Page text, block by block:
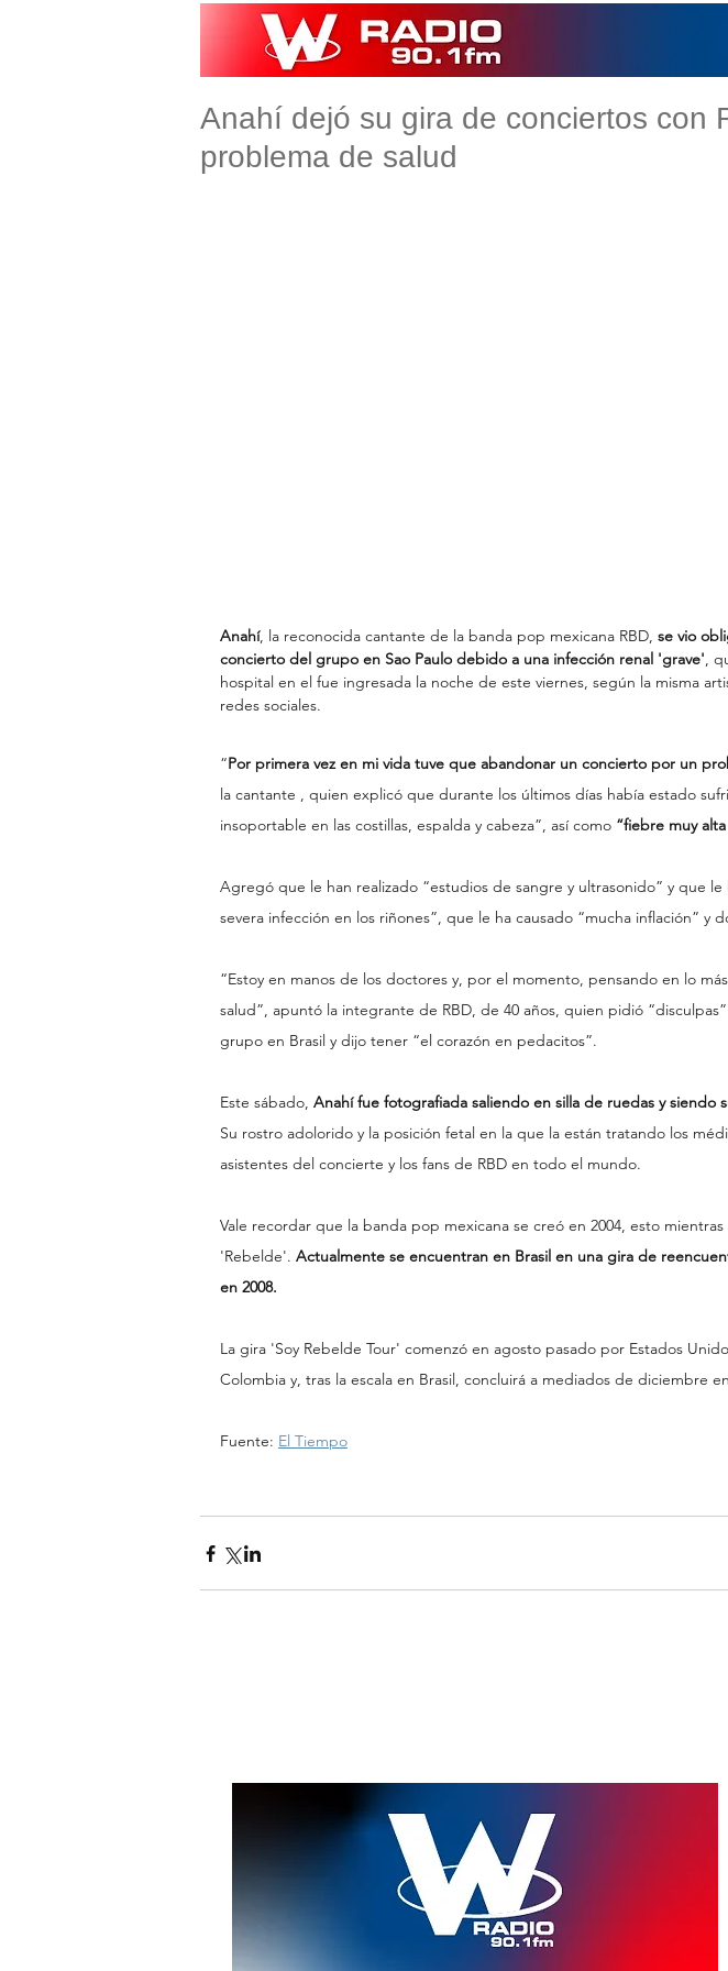
Anahí dejó su gira de conciertos con
problema de salud
Anahí, la reconocida cantante de la banda pop mexicana RBD, se vio
concierto del grupo en Sao Paulo debido a una infección renal 'grave',
hospital en el fue ingresada la noche de este viernes, según la misma
redes sociales.
“Por primera vez en mi vida tuve que abandonar un concierto por un
la cantante , quien explicó que durante los últimos días había estado
insoportable en las costillas, espalda y cabeza”, así como “fiebre muy
Agregó que le han realizado “estudios de sangre y ultrasonido” y que
severa infección en los riñones”, que le ha causado “mucha inflación” y
“Estoy en manos de los doctores y, por el momento, pensando en lo
salud”, apuntó la integrante de RBD, de 40 años, quien pidió
grupo en Brasil y dijo tener “el corazón en pedacitos”.
Este sábado, Anahí fue fotografiada saliendo en silla de ruedas y siendo
Su rostro adolorido y la posición fetal en la que la están tratando los
asistentes del concierte y los fans de RBD en todo el mundo.
Vale recordar que la banda pop mexicana se creó en 2004, esto
'Rebelde'. Actualmente se encuentran en Brasil en una gira de
en 2008.
La gira 'Soy Rebelde Tour' comenzó en agosto pasado por Estados
Colombia y, tras la escala en Brasil, concluirá a mediados de diciembre
Fuente: El Tiempo